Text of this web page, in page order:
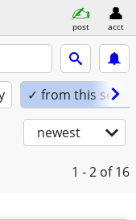
post acct
✓ from this seller
newest
1 - 2 of 16